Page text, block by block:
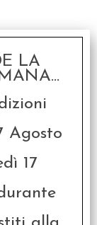
LA
Agosto
17